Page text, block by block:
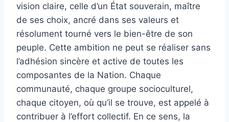
vision claire, celle d’un État souverain, maître
de ses choix, ancré dans ses valeurs et
résolument tourné vers le bien-être de son
peuple. Cette ambition ne peut se réaliser sans
l’adhésion sincère et active de toutes les
composantes de la Nation. Chaque
communauté, chaque groupe socioculturel,
chaque citoyen, où qu’il se trouve, est appelé à
contribuer à l’effort collectif. En ce sens, la